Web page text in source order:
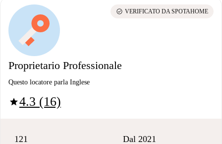
Proprietario Professionale
Questo locatore parla Inglese
star4.3 (16)
check_circle VERIFICATO DA SPOTAHOME
121 Dal 2021